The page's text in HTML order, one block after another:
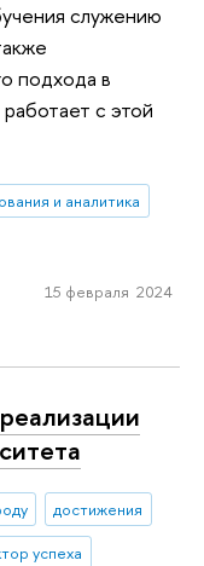
служению
подхода в
с этой
и аналитика
15 февраля 2024
достижения
успеха